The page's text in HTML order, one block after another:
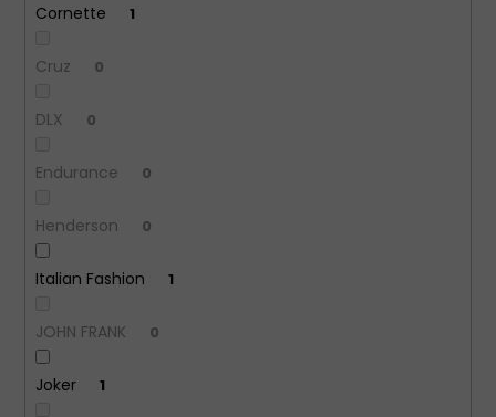
Cornette 1
Cruz 0
DLX 0
Endurance 0
Henderson 0
Italian Fashion 1
JOHN FRANK 0
Joker 1